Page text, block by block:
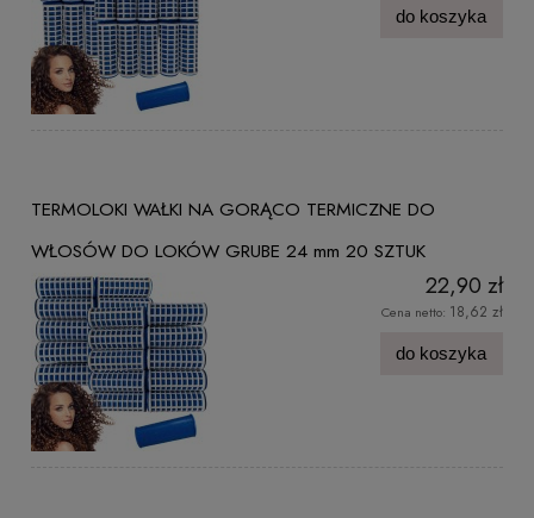
do koszyka
TERMOLOKI WAŁKI NA GORĄCO TERMICZNE DO
WŁOSÓW DO LOKÓW GRUBE 24 mm 20 SZTUK
22,90 zł
Cena netto: 18,62 zł
do koszyka